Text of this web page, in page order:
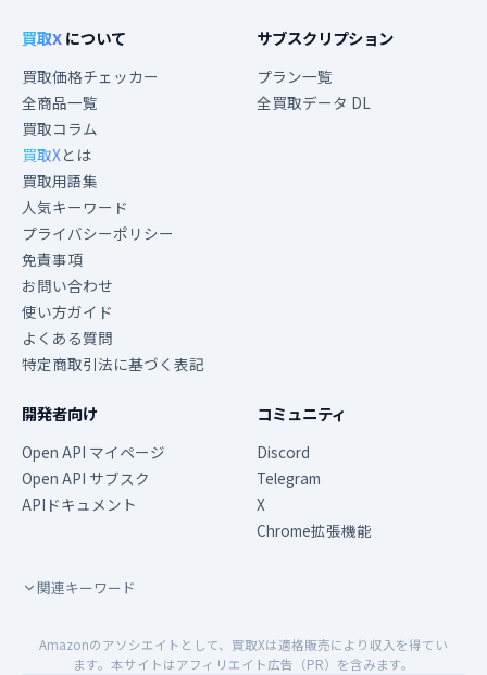
買取Xについて
買取価格チェッカー
全商品一覧
買取コラム
買取Xとは
買取用語集
人気キーワード
プライバシーポリシー
免責事項
お問い合わせ
使い方ガイド
よくある質問
特定商取引法に基づく表記
サブスクリプション
プラン一覧
全買取データ DL
開発者向け
Open API マイページ
Open API サブスク
APIドキュメント
コミュニティ
Discord
Telegram
X
Chrome拡張機能
関連キーワード
Amazonのアソシエイトとして、買取Xは適格販売により収入を得てい
ます。本サイトはアフィリエイト広告（PR）を含みます。